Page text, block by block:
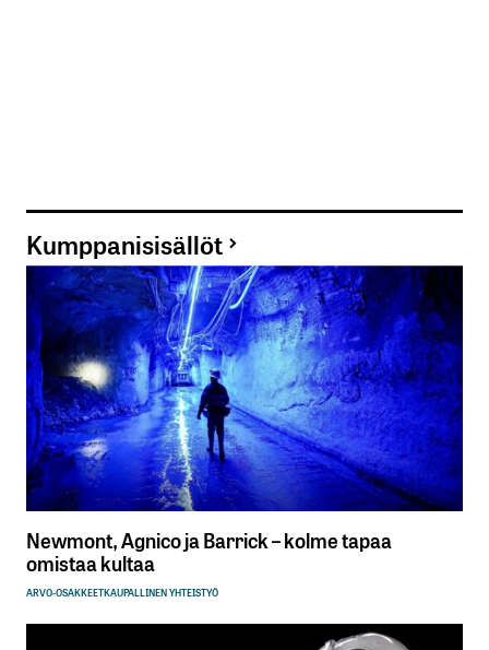
Kumppanisisällöt
Newmont, Agnico ja Barrick – kolme tapaa
omistaa kultaa
ARVO-OSAKKEETKAUPALLINEN YHTEISTYÖ